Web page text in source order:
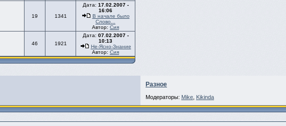
19 1341
Дата: 17.02.2007 -
16:06
В начале было
Слово...
Автор: Сия
46 1921
Дата: 07.02.2007 -
10:13
Не-Ясно-Знание
Автор: Сия
Разное
Модераторы: Mike Kikinda